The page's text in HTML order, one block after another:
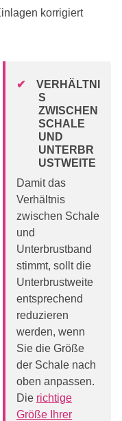
korrigiert
VERHÄLTNI
S
ZWISCHEN
SCHALE
UND
UNTERBR
USTWEITE
Damit das
Verhältnis
zwischen Schale
und
Unterbrustband
stimmt, sollt die
Unterbrustweite
entsprechend
reduzieren
werden, wenn
Sie die Größe
der Schale nach
oben anpassen.
Die richtige
Größe Ihrer